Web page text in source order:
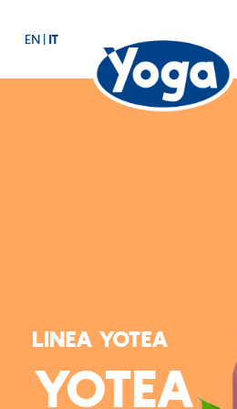
EN| IT
LINEA YOTEA
YOTEA